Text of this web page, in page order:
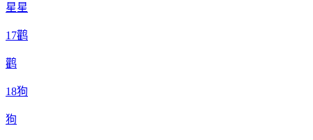
星星
17鹳
鹳
18狗
狗